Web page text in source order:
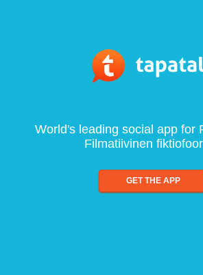
World's leading social app for
Filmatiivinen
GET THE APP